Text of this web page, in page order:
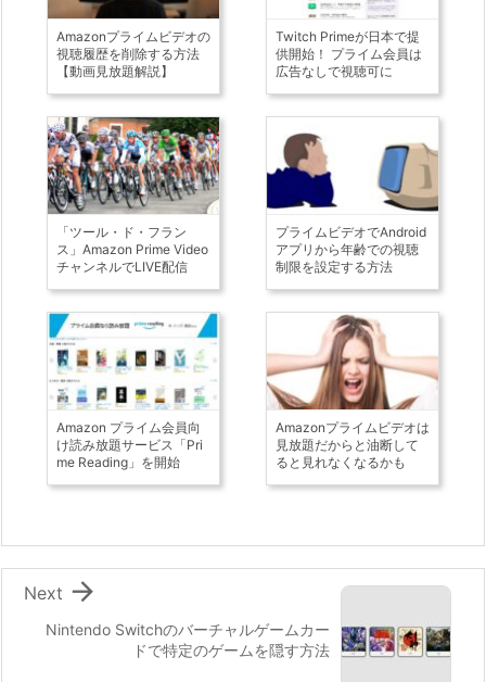
Amazonプライムビデオの
視聴履歴を削除する方法
【動画見放題解説】
Twitch Primeが日本で提
供開始！ プライム会員は
広告なしで視聴可に
「ツール・ド・フラン
ス」Amazon Prime Video
チャンネルでLIVE配信
プライムビデオでAndroid
アプリから年齢での視聴
制限を設定する方法
Amazon プライム会員向
け読み放題サービス「Pri
me Reading」を開始
Amazonプライムビデオは
見放題だからと油断して
ると見れなくなるかも
Nintendo Switchのバーチャルゲームカー
ドで特定のゲームを隠す方法

Next